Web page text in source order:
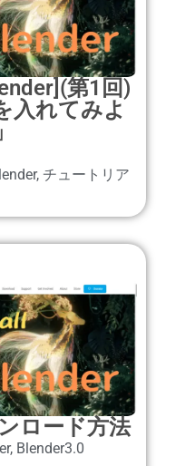
第1回)
入れてみよ
, チュートリア
ロード方法
, Blender3.0